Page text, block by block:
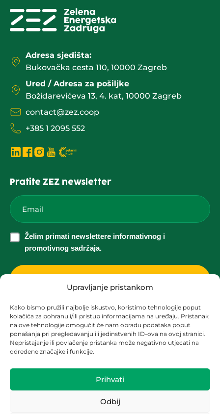
Upravljanje pristankom
Kako bismo pružili najbolje iskustvo, koristimo tehnologije poput
kolačića za pohranu i/ili pristup informacijama na uređaju. Pristanak
na ove tehnologije omogućit će nam obradu podataka poput
ponašanja pri pregledavanju ili jedinstvenih ID-ova na ovoj stranici.
Nepristajanje ili povlačenje pristanka može negativno utjecati na
određene značajke i funkcije.
Prihvati
Odbij
Adresa sjedišta:
Bukovačka cesta 110, 10000 Zagreb
Ured / Adresa za pošiljke
Božidarevićeva 13, 4. kat, 10000 Zagreb
contact@zez.coop
+385 1 2095 552
Pratite ZEZ newsletter
Email
*
Želim
primati
informativnog
sadržaja.
*
Želim primati newslettere informativnog i
promotivnog sadržaja.
Korisnička podrška za solarne elektrane
solari@zez.coop
+ 385 91 2090 403